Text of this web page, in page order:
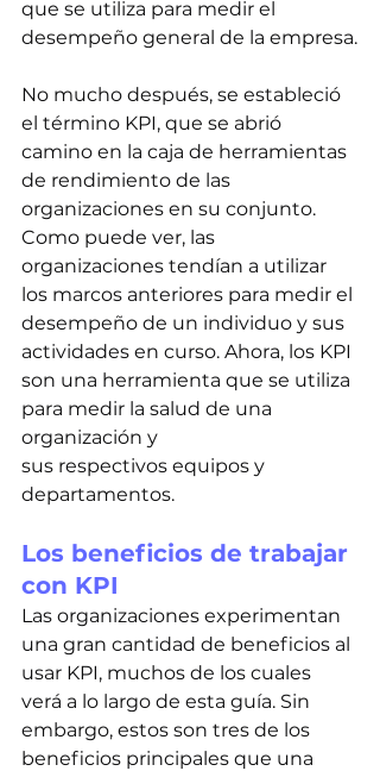
que se utiliza para medir el
desempeño general de la empresa.
No mucho después, se estableció
el término KPI, que se abrió
camino en la caja de herramientas
de rendimiento de las
organizaciones en su conjunto.
Como puede ver, las
organizaciones tendían a utilizar
los marcos anteriores para medir el
desempeño de un individuo y sus
actividades en curso. Ahora, los KPI
son una herramienta que se utiliza
para medir la salud de una
organización y
sus respectivos equipos y
departamentos.
Los beneficios de trabajar
con KPI
Las organizaciones experimentan
una gran cantidad de beneficios al
usar KPI, muchos de los cuales
verá a lo largo de esta guía. Sin
embargo, estos son tres de los
beneficios principales que una